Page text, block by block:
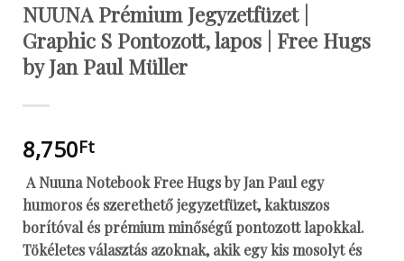
NUUNA Prémium Jegyzetfüzet |
Graphic S Pontozott, lapos | Free Hugs
by Jan Paul Müller
8,750Ft
A Nuuna Notebook Free Hugs by Jan Paul egy
humoros és szerethető jegyzetfüzet, kaktuszos
borítóval és prémium minőségű pontozott lapokkal.
Tökéletes választás azoknak, akik egy kis mosolyt és